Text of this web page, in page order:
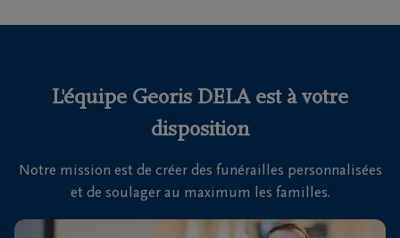
funéraires
fréquemment
Nous
sommes
là pour
L'équipe Georis DELA est à votre
disposition
Notre mission est de créer des funérailles personnalisées
et de soulager au maximum les familles.